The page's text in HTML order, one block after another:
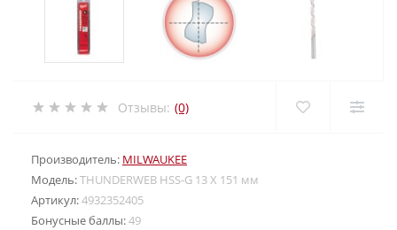
Отзывы: (0)
Производитель: MILWAUKEE
Модель:THUNDERWEB HSS-G 13 X 151 мм
Артикул:4932352405
Бонусные баллы:49